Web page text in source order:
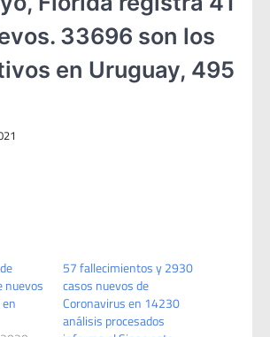
33696 son los
en Uruguay, 495
nuevos
57 fallecimientos y 2930
casos nuevos de
Coronavirus en 14230
análisis procesados